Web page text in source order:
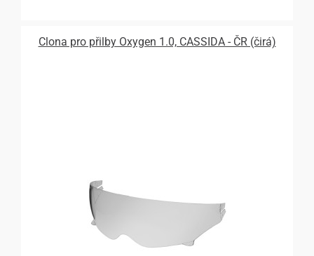
Clona pro přilby Oxygen 1.0, CASSIDA - ČR (čirá)